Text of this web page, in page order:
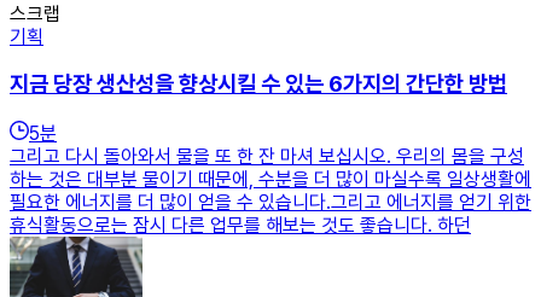
스크랩
기획
지금 당장 생산성을 향상시킬 수 있는 6가지의 간단한 방법
5분
그리고 다시 돌아와서 물을 또 한 잔 마셔 보십시오. 우리의 몸을 구성
하는 것은 대부분 물이기 때문에, 수분을 더 많이 마실수록 일상생활에
필요한 에너지를 더 많이 얻을 수 있습니다.그리고 에너지를 얻기 위한
휴식활동으로는 잠시 다른 업무를 해보는 것도 좋습니다. 하던